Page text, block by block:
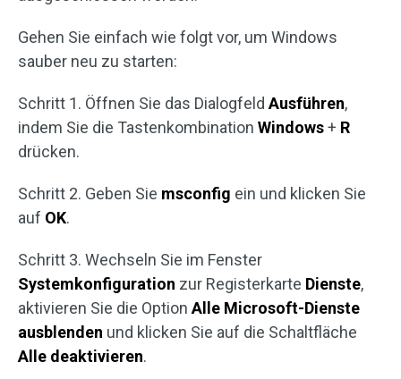
Gehen Sie einfach wie folgt vor, um Windows
sauber neu zu starten:
Schritt 1. Öffnen Sie das DialogfeldAusführen,
indem Sie die Tastenkombination Windows+ R
drücken.
Schritt 2. Geben Sie msconfig ein und klicken Sie
auf OK.
Schritt 3. Wechseln Sie im Fenster
Systemkonfiguration zur Registerkarte Dienste,
aktivieren Sie die OptionAlle Microsoft-Dienste
ausblenden und klicken Sie auf die Schaltfläche
Alle deaktivieren.